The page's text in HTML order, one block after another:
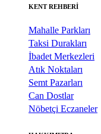
KENT REHBERİ
Mahalle Parkları
Taksi Durakları
İbadet Merkezleri
Atık Noktaları
Semt Pazarları
Can Dostlar
Nöbetçi Eczaneler